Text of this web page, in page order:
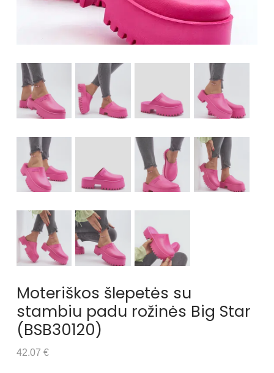
Moteriškos šlepetės su
stambiu padu rožinės Big Star
(BSB30120)
42.07 €